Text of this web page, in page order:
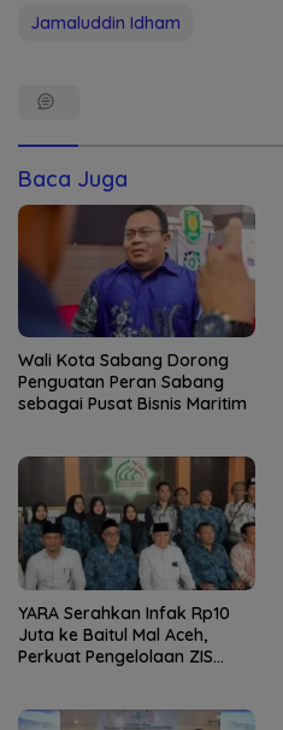
Jamaluddin Idham
Baca Juga
Wali Kota Sabang Dorong
Penguatan Peran Sabang
sebagai Pusat Bisnis Maritim
YARA Serahkan Infak Rp10
Juta ke Baitul Mal Aceh,
Perkuat Pengelolaan ZIS